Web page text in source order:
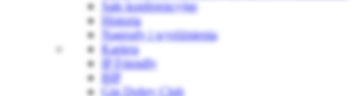
Sale konferencyjne
Historia
Nagrody i wyróżnienia
Kariera
IP Friendly
BIP
Gin Dobry Club